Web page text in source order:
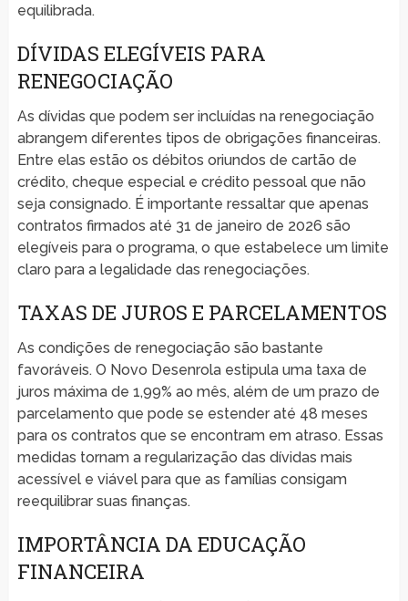
equilibrada.
DÍVIDAS ELEGÍVEIS PARA
RENEGOCIAÇÃO
As dívidas que podem ser incluídas na renegociação
abrangem diferentes tipos de obrigações financeiras.
Entre elas estão os débitos oriundos de cartão de
crédito, cheque especial e crédito pessoal que não
seja consignado. É importante ressaltar que apenas
contratos firmados até 31 de janeiro de 2026 são
elegíveis para o programa, o que estabelece um limite
claro para a legalidade das renegociações.
TAXAS DE JUROS E PARCELAMENTOS
As condições de renegociação são bastante
favoráveis. O Novo Desenrola estipula uma taxa de
juros máxima de 1,99% ao mês, além de um prazo de
parcelamento que pode se estender até 48 meses
para os contratos que se encontram em atraso. Essas
medidas tornam a regularização das dívidas mais
acessível e viável para que as famílias consigam
reequilibrar suas finanças.
IMPORTÂNCIA DA EDUCAÇÃO
FINANCEIRA